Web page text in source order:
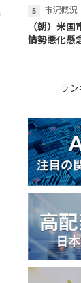
市況概況
（朝）米
情勢悪化懸
ラ